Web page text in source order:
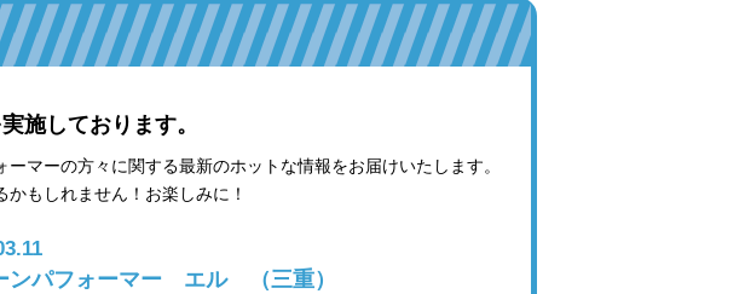
施しております。
マーの方々に関する最新のホットな情報をお届けいたします。
もしれません！お楽しみに！
ンパフォーマー エル （三重）